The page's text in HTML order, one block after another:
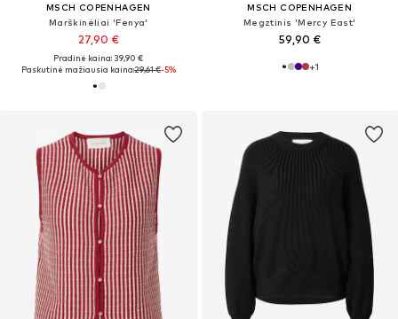
MSCH COPENHAGEN
Marškinėliai 'Fenya'
27,90 €
Pradinė kaina: 39,90 €
Paskutinė mažiausia kaina:29,61 €-5%
MSCH COPENHAGEN
Megztinis 'Mercy East'
59,90 €
+1